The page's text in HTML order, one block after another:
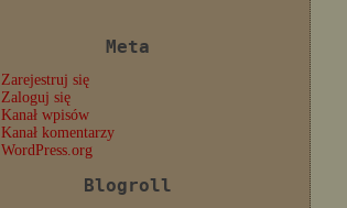
Meta
Zarejestruj się
Zaloguj się
Kanał wpisów
Kanał komentarzy
WordPress.org
Blogroll